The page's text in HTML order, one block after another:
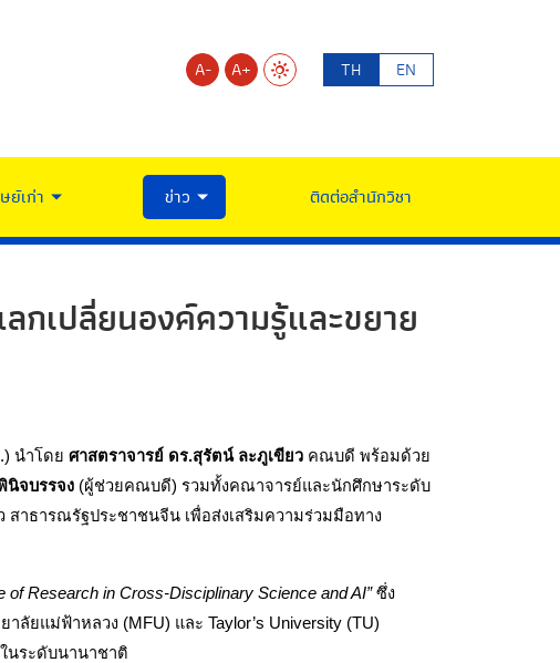
A- A+ TH EN
ย์เก่า ข่าว ติดต่อสำนักวิชา
กเปลี่ยนองค์ความรู้และขยาย
นำโดย ศาสตราจารย์ ดร.สุรัตน์ ละภูเขียว คณบดี พร้อมด้วย
นิจบรรจง (ผู้ช่วยคณบดี) รวมทั้งคณาจารย์และนักศึกษาระดับ
สาธารณรัฐประชาชนจีน เพื่อส่งเสริมความร่วมมือทาง
of Research in Cross-Disciplinary Science and AI” ซึ่ง
ยแม่ฟ้าหลวง (MFU) และ Taylor’s University (TU)
นระดับนานาชาติ